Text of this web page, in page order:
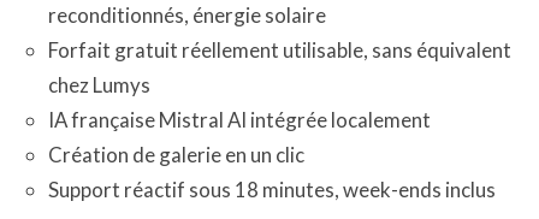
reconditionnés, énergie solaire
Forfait gratuit réellement utilisable, sans équivalent
chez Lumys
IA française Mistral AI intégrée localement
Création de galerie en un clic
Support réactif sous 18 minutes, week-ends inclus